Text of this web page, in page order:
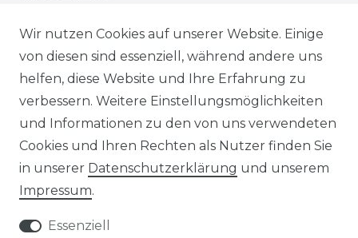
STELLENANGEBOTE
NEWSLETTER
Impressum
Wir nutzen Cookies auf unserer Website. Einige
von diesen sind essenziell, während andere uns
helfen, diese Website und Ihre Erfahrung zu
verbessern. Weitere Einstellungsmöglichkeiten
und Informationen zu den von uns verwendeten
Cookies und Ihren Rechten als Nutzer finden Sie
in unserer Daten­schutz­erklärung und unserem
Impressum.
Essenziell